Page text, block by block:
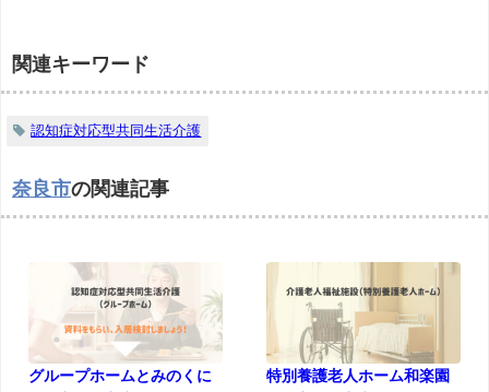
関連キーワード
認知症対応型共同生活介護
奈良市の関連記事
グループホームとみのくに 特別養護老人ホーム和楽園